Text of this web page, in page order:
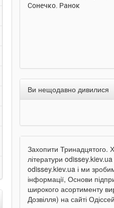
Сонечко. Ранок
Ви нещодавно дивилися
Захопити Тринадцятого.
літератури
odissey.kiev.ua і ми
інформації, Основи
широкого асортименту
Дозвілля) на сайті